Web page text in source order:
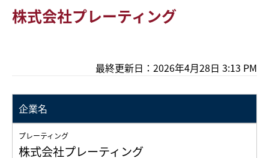
株式会社プレーティング
最終更新日：2026年4月28日 3:13 PM
企業名
プレーティング
株式会社プレーティング